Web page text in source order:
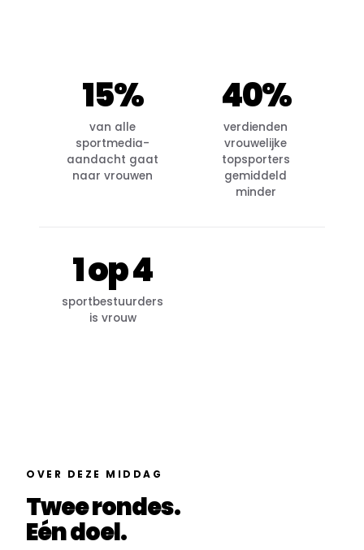
15%
van alle
sportmedia-
aandacht gaat
naar vrouwen
40%
verdienden
vrouwelijke
topsporters
gemiddeld
minder
1 op 4
sportbestuurders
is vrouw
OVER DEZE MIDDAG
Twee rondes.
Eén doel.